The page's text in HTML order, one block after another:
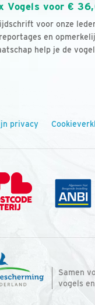
Vogels voor €
voor onze
en
help je de
privacy
Samen
vogels